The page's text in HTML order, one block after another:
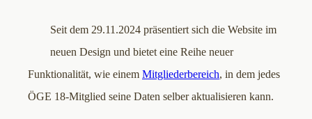
Seit dem 29.11.2024 präsentiert sich die Website im
neuen Design und bietet eine Reihe neuer
Funktionalität, wie einem Mitgliederbereich, in dem jedes
ÖGE 18-Mitglied seine Daten selber aktualisieren kann.